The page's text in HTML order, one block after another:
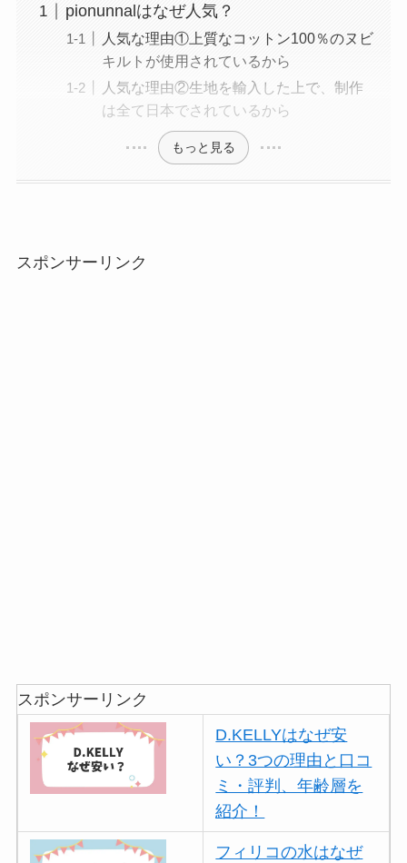
pionunnalはなぜ人気？
人気な理由①上質なコットン100％のヌビ
キルトが使用されているから
人気な理由②生地を輸入した上で、制作
は全て日本でされているから
もっと見る
スポンサーリンク
スポンサーリンク
D.KELLYはなぜ安
い？3つの理由と口コ
ミ・評判、年齢層を
紹介！
フィリコの水はなぜ